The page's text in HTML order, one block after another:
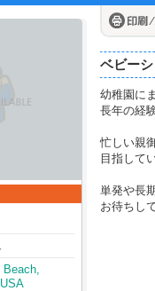
Beach,
ベビー
幼稚園に
長年の経
忙しい親
目指して
単発や長
お待ちし